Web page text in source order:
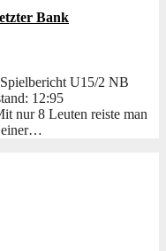
Bank
U15/2 NB
12:95
nur 8 Leuten reiste man
einer…